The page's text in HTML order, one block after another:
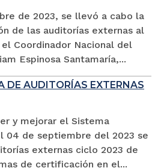
de 2023, se llevó a cabo la
de las auditorías externas al
Coordinador Nacional del
Espinosa Santamaría,...
DE AUDITORÍAS EXTERNAS
y mejorar el Sistema
04 de septiembre del 2023 se
externas ciclo 2023 de
de certificación en el...